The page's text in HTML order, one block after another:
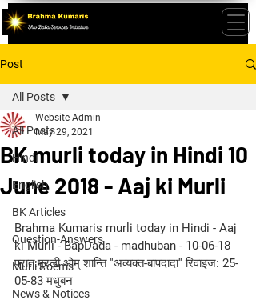
Post
All Posts
Hindi
English
BK Articles
Question-Answers
Murli Poems
News & Notices
All Posts
BK murli today in Hindi 10
June 2018 - Aaj ki Murli
Website Admin
May 29, 2021
Brahma Kumaris murli today in Hindi - Aaj
ki Murli - BapDada - madhuban - 10-06-18
प्रात:मुरली ओम् शान्ति ''अव्यक्त-बापदादा'' रिवाइज: 25-
05-83 मधुबन